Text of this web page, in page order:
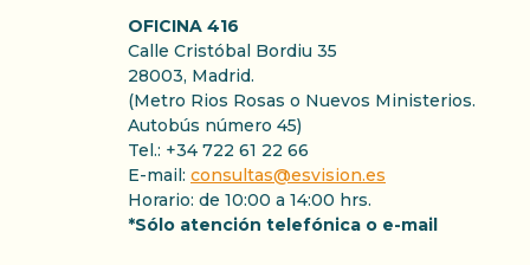
OFICINA 416
Calle Cristóbal Bordiu 35
28003, Madrid.
(Metro Rios Rosas o Nuevos Ministerios.
Autobús número 45)
Tel.: +34 722 61 22 66
E-mail: consultas@esvision.es
Horario: de 10:00 a 14:00 hrs.
*Sólo atención telefónica o e-mail